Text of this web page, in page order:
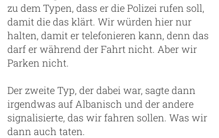
zu dem Typen, dass er die Polizei rufen soll,
damit die das klärt. Wir würden hier nur
halten, damit er telefonieren kann, denn das
darf er während der Fahrt nicht. Aber wir
Parken nicht.
Der zweite Typ, der dabei war, sagte dann
irgendwas auf Albanisch und der andere
signalisierte, das wir fahren sollen. Was wir
dann auch taten.